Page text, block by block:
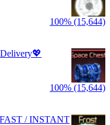
100% (15,644)
100% (15,644)
/ INSTANT